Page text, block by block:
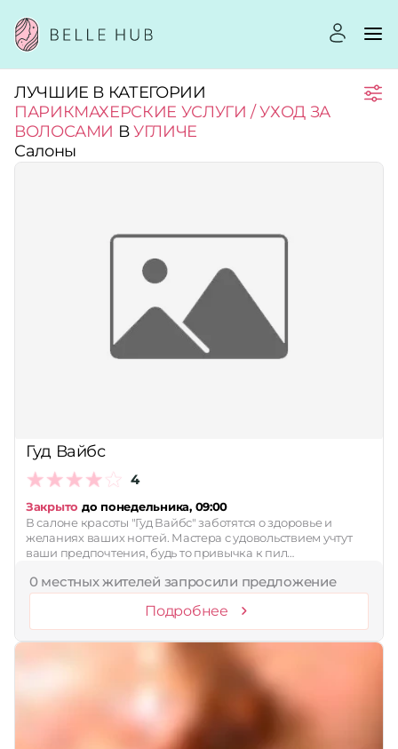
Город:
Категории:
Стоимость услуг:
ЛУЧШИЕ В КАТЕГОРИИ
ПАРИКМАХЕРСКИЕ УСЛУГИ / УХОД ЗА
ВОЛОСАМИ ВУГЛИЧЕ
Салоны
Гуд Вайбс
4
Закрыто до понедельника, 09:00
В салоне красоты "Гуд Вайбс" заботятся о здоровье и
желаниях ваших ногтей. Мастера с удовольствием учтут
ваши предпочтения, будь то привычка к пил…
0 местных жителей запросили предложение
Подробнее